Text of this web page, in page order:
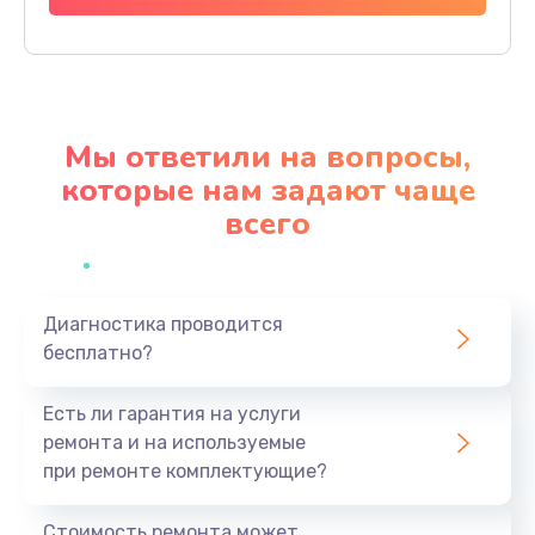
Заказать
Ремонт / замена кнопок, клавиш, индикаторов,
Заказать
1400 руб.
Заказать
Мы ответили на вопросы,
которые нам задают чаще
всего
Диагностика проводится
бесплатно?
Есть ли гарантия на услуги
ремонта и на используемые
при ремонте комплектующие?